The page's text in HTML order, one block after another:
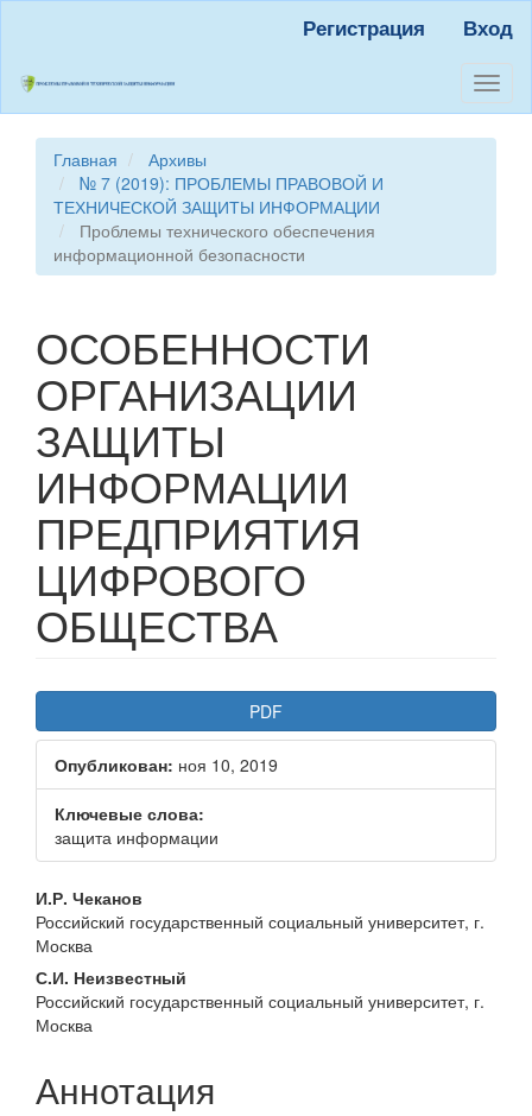
содержанию
навигация
Основное
содержание
Боковая
панель
Регистрация Вход
Главная
Архивы
№ 7 (2019): ПРОБЛЕМЫ ПРАВОВОЙ И
ТЕХНИЧЕСКОЙ ЗАЩИТЫ ИНФОРМАЦИИ
Проблемы технического обеспечения
информационной безопасности
ОСОБЕННОСТИ
ОРГАНИЗАЦИИ
ЗАЩИТЫ
ИНФОРМАЦИИ
ПРЕДПРИЯТИЯ
ЦИФРОВОГО
ОБЩЕСТВА
Статья
боковой
панели
PDF
Опубликован: ноя 10, 2019
Ключевые слова:
защита информации
Основное
содержание
статьи
И.Р. Чеканов
Российский государственный социальный университет, г.
Москва
С.И. Неизвестный
Российский государственный социальный университет, г.
Москва
Аннотация